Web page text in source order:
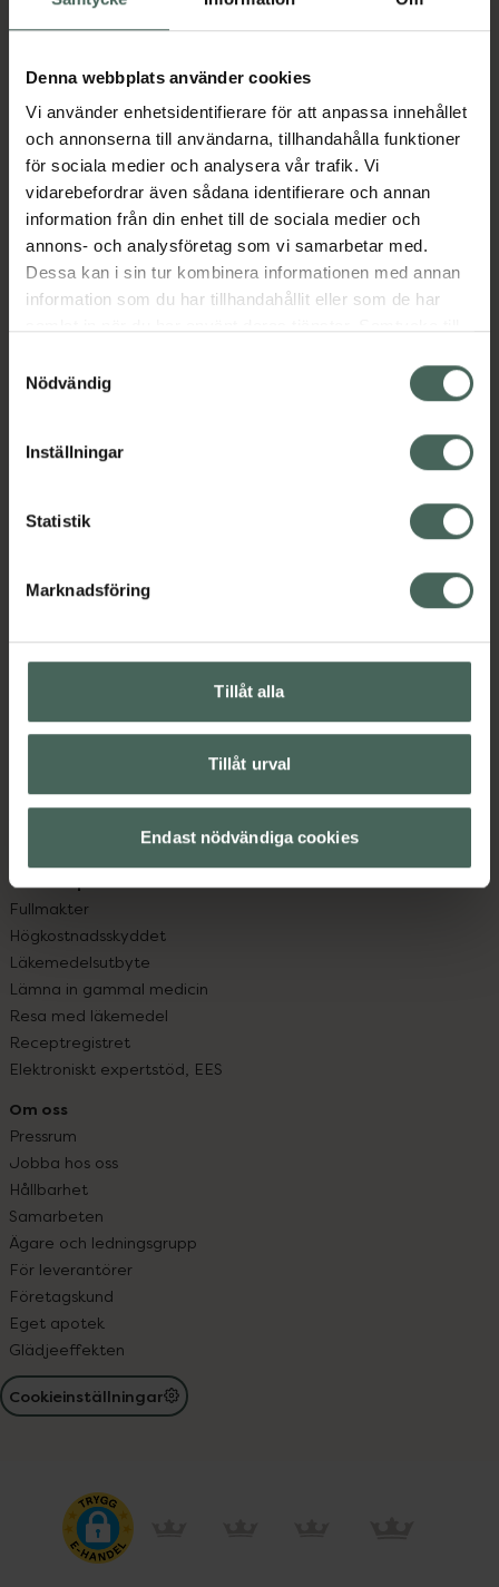
Denna webbplats använder cookies
Vi använder enhetsidentifierare för att anpassa innehållet
och annonserna till användarna, tillhandahålla funktioner
för sociala medier och analysera vår trafik. Vi
vidarebefordrar även sådana identifierare och annan
information från din enhet till de sociala medier och
annons- och analysföretag som vi samarbetar med.
Dessa kan i sin tur kombinera informationen med annan
information som du har tillhandahållit eller som de har
återkalla ditt samtycke via webbplatsens
cookieinställningar. Ett återkallat samtycke påverkar inte
lagligheten av behandling som skett innan återkallelsen.
Nödvändig
Inställningar
Statistik
Marknadsföring
Tillåt alla
Tillåt urval
Endast nödvändiga cookies
Aktuella erbjudanden
Beskrivning Dölj
EAN:09010854003479
Kronans Apotek finns här för dig. Du hittar oss från Skåne i
syd till Lappland i norr, och online i mobilen och på
hjälpa just dig att må lite bättre. Välkommen att prata
Kundservice
Leverans, betalning och retur
App
Om recept och läkemedel
Fullmakter
Högkostnadsskyddet
Läkemedelsutbyte
Lämna in gammal medicin
Resa med läkemedel
Receptregistret
Elektroniskt expertstöd, EES
Om oss
Pressrum
Jobba hos oss
Hållbarhet
Samarbeten
Ägare och ledningsgrupp
För leverantörer
Företagskund
Eget apotek
Glädjeeffekten
Cookieinställningar